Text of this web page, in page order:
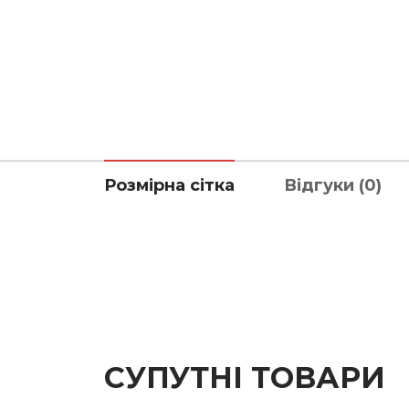
Розмірна сітка Відгуки (0)
СУПУТНІ ТОВАРИ